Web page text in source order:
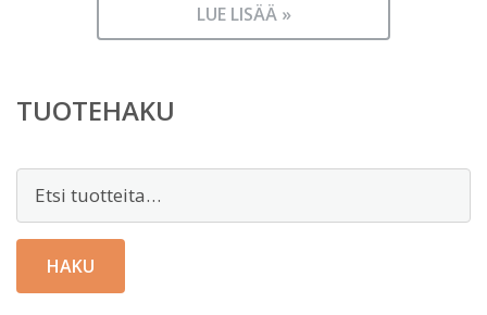
LUE LISÄÄ »
TUOTEHAKU
Etsi:
HAKU